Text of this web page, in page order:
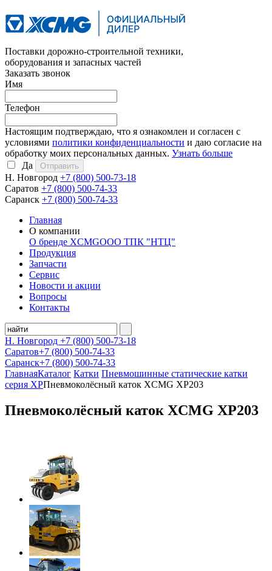
Поставки дорожно-строительной техники,
оборудования и запасных частей
Заказать звонок
Имя
Телефон
Настоящим подтверждаю, что я ознакомлен и согласен с
условиями политики конфиденциальности и даю согласие на
обработку моих персональных данных. Узнать больше
Да
Н. Новгород +7 (800) 500-73-18
Саратов +7 (800) 500-74-33
Саранск +7 (800) 500-74-33
Главная
О компании
О бренде XCMGООО ТПК "НТЦ"
Продукция
Запчасти
Сервис
Новости и акции
Вопросы
Контакты
Н. Новгород +7 (800) 500-73-18
Саратов+7 (800) 500-74-33
Саранск+7 (800) 500-74-33
ГлавнаяКаталог Катки Пневмошинные статические катки
серия XPПневмоколёсный каток XCMG XP203
Пневмоколёсный каток XCMG XP203